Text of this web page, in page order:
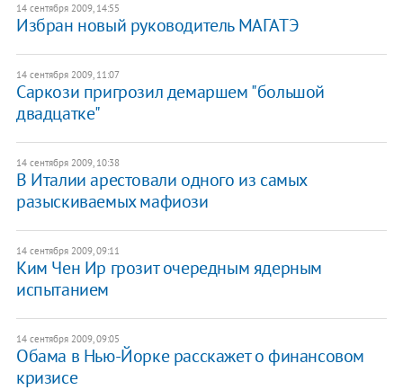
14 сентября 2009, 14:55
Избран новый руководитель МАГАТЭ
14 сентября 2009, 11:07
Саркози пригрозил демаршем "большой
двадцатке"
14 сентября 2009, 10:38
В Италии арестовали одного из самых
разыскиваемых мафиози
14 сентября 2009, 09:11
Ким Чен Ир грозит очередным ядерным
испытанием
14 сентября 2009, 09:05
Обама в Нью-Йорке расскажет о финансовом
кризисе